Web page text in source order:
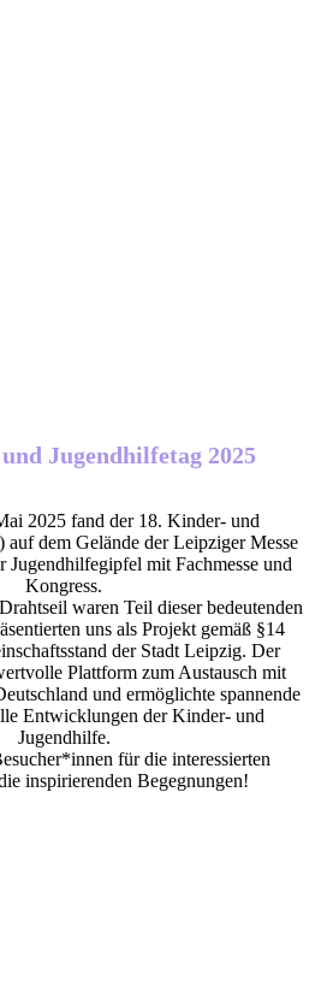
Jugendhilfetag 2025
2025 fand der 18. Kinder- und
dem Gelände der Leipziger Messe
Jugendhilfegipfel mit Fachmesse und
Kongress.
waren Teil dieser bedeutenden
uns als Projekt gemäß §14
der Stadt Leipzig. Der
Plattform zum Austausch mit
und ermöglichte spannende
Entwicklungen der Kinder- und
Jugendhilfe.
für die interessierten
inspirierenden Begegnungen!